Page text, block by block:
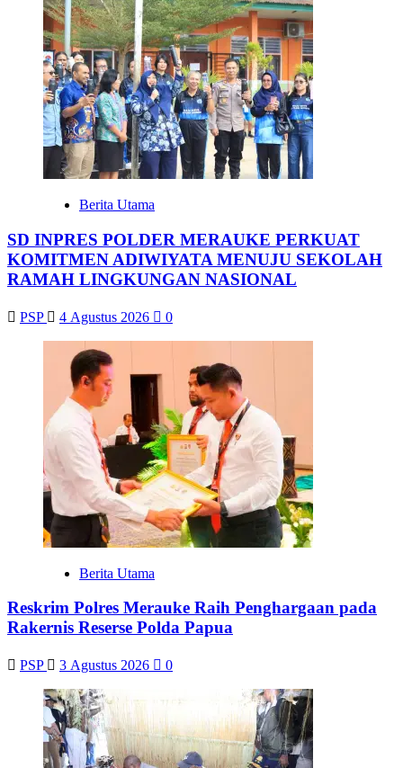
Berita Utama
SD INPRES POLDER MERAUKE PERKUAT
KOMITMEN ADIWIYATA MENUJU SEKOLAH
RAMAH LINGKUNGAN NASIONAL
PSP 4 Agustus 2026 0
Berita Utama
Reskrim Polres Merauke Raih Penghargaan pada
Rakernis Reserse Polda Papua
PSP 3 Agustus 2026 0